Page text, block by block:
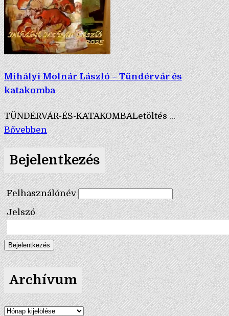
Mihályi Molnár László – Tündérvár és
katakomba
TÜNDÉRVÁR-ÉS-KATAKOMBALetöltés ...
Bővebben
Bejelentkezés
Felhasználónév
Jelszó
Archívum
Archívum